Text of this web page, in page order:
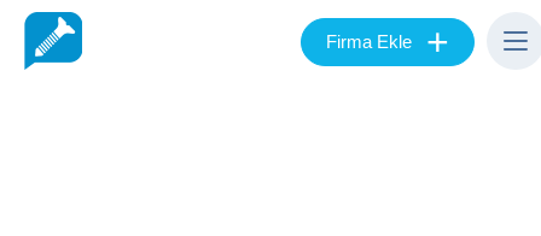
Firma Ekle +